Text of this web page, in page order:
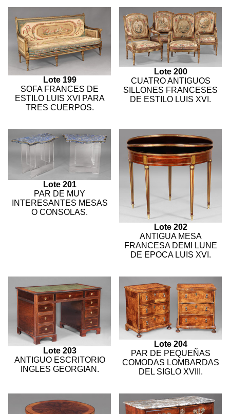
Lote 199
SOFA FRANCES DE
ESTILO LUIS XVI PARA
TRES CUERPOS.
Lote 200
CUATRO ANTIGUOS
SILLONES FRANCESES
DE ESTILO LUIS XVI.
Lote 201
PAR DE MUY
INTERESANTES MESAS
O CONSOLAS.
Lote 202
ANTIGUA MESA
FRANCESA DEMI LUNE
DE EPOCA LUIS XVI.
Lote 203
ANTIGUO ESCRITORIO
INGLES GEORGIAN.
Lote 204
PAR DE PEQUEÑAS
COMODAS LOMBARDAS
DEL SIGLO XVIII.